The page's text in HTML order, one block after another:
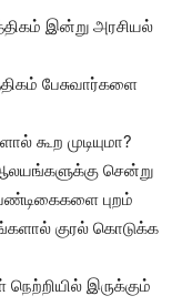
இன்று அரசியல்
பேசுவார்களை
கூற முடியுமா?
சென்று
புறம்
குரல் கொடுக்க
இருக்கும்